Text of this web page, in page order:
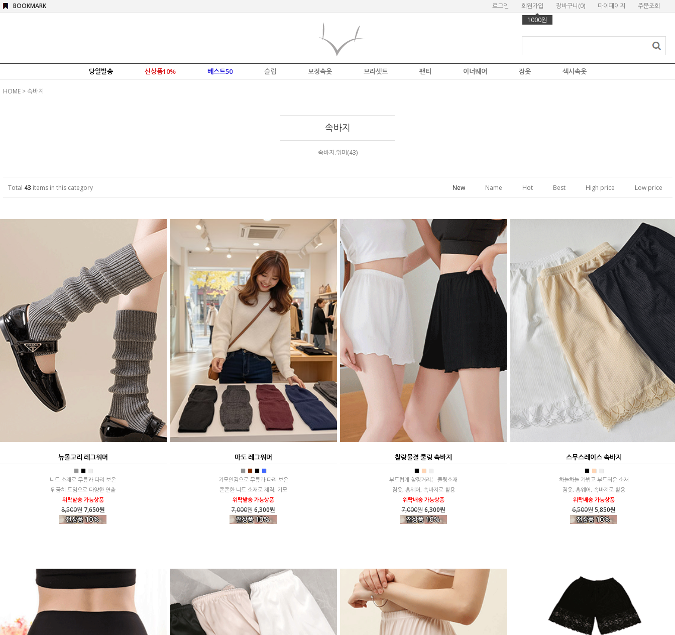
로그인
회원가입
1000원
장바구니(0) 마이페이지 주문조회
BOOKMARK
당일발송 신상품10% 베스트50 슬립 보정속옷 브라셋트 팬티 이너웨어 잠옷 섹시속옷
HOME>속바지
속바지
속바지.워머(43)
Total 43 items in this category New Name Hot Best High price Low price
뉴몰고리 레그워머
■ ■ ■
니트 소재로 무릎과 다리 보온
뒤꿈치 트임으로 다양한 연출
위탁발송 가능상품
8,500원 7,650원
마도 레그워머
■ ■ ■ ■
기모안감으로 무릎과 다리 보온
쫀쫀한 니트 소재로 제작, 기모
위탁발송 가능상품
7,000원 6,300원
찰랑물결 쿨링 속바지
■ ■ ■
부드럽게 찰랑거리는 쿨링소재
잠옷, 홈웨어, 속바지로 활용
위탁배송 가능상품
7,000원 6,300원
스무스레이스 속바지
■ ■ ■
하늘하늘 가볍고 부드러운 소재
잠옷, 홈웨어, 속바지로 활용
위탁배송 가능상품
6,500원 5,850원